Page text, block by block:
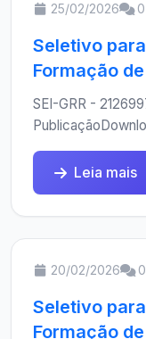
25/02/2026 0
Seletivo
Formação
SEI-GRR -
Leia mais
20/02/2026 0
Seletivo
Formação